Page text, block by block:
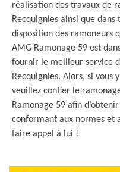
réalisation des travaux de
Recquignies ainsi que
disposition des ramoneurs
AMG Ramonage 59 est
fournir le meilleur service
Recquignies. Alors, si vous
veuillez confier le
Ramonage 59 afin
conformant aux normes et
faire appel à lui !